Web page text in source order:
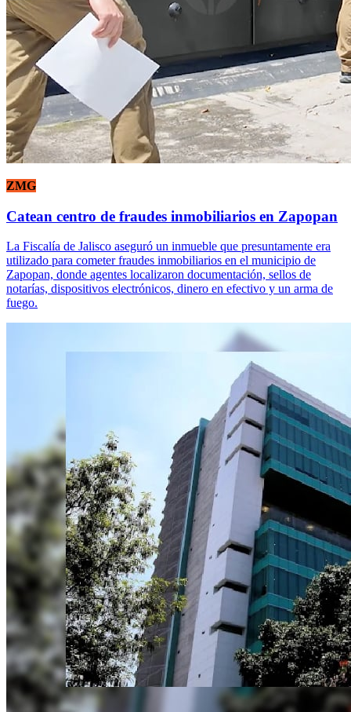
ZMG
Catean centro de fraudes inmobiliarios en Zapopan
La Fiscalía de Jalisco aseguró un inmueble que presuntamente era
utilizado para cometer fraudes inmobiliarios en el municipio de
Zapopan, donde agentes localizaron documentación, sellos de
notarías, dispositivos electrónicos, dinero en efectivo y un arma de
fuego.